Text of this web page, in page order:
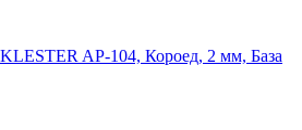
AP-104, Короед, 2 мм, База